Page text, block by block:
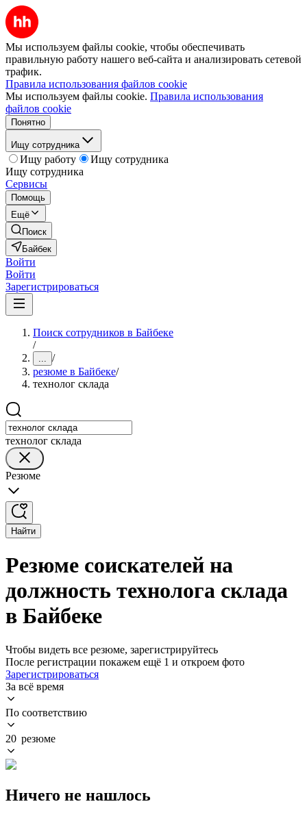
Мы используем файлы cookie, чтобы обеспечивать
правильную работу нашего веб-сайта и анализировать сетевой
трафик.
Правила использования файлов cookie
Мы используем файлы cookie. Правила использования
файлов cookie
Понятно
Ищу сотрудника
Ищу работу
Ищу сотрудника
Ищу сотрудника
Сервисы
Помощь
Ещё
Поиск
Байбек
Войти
Войти
Зарегистрироваться
Поиск сотрудников в Байбеке
/
... /
резюме в Байбеке/
технолог склада
технолог склада
Резюме
Найти
Резюме соискателей на
должность технолога склада
в Байбеке
Чтобы видеть все резюме, зарегистрируйтесь
После регистрации покажем ещё 1 и откроем фото
Зарегистрироваться
За всё время
По соответствию
20 резюме
Ничего не нашлось